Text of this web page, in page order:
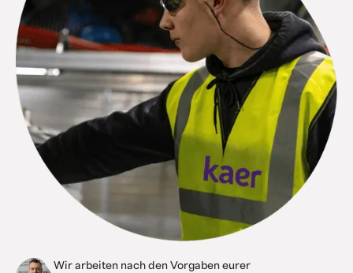
Wir arbeiten nach den Vorgaben eurer